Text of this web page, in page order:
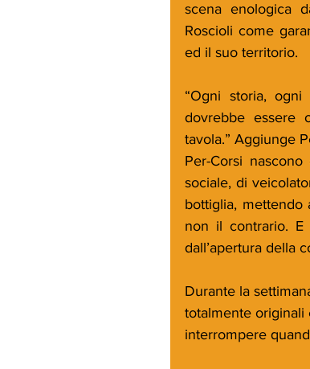
scena enologica
Roscioli come
ed il suo territorio.
“Ogni storia,
dovrebbe essere
tavola.” Aggiunge
Per-Corsi
sociale, di
bottiglia, mettendo
non il contrario. E
dall’apertura della
Durante la
totalmente originali
interrompere